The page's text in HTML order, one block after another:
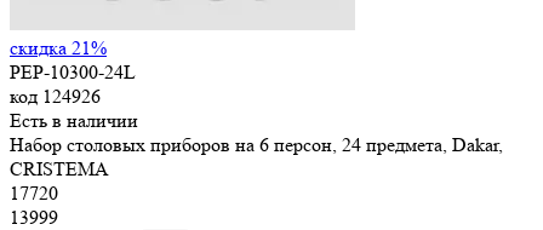
скидка 21%
PEP-10300-24L
код 124926
Есть в наличии
Набор столовых приборов на 6 персон, 24 предмета, Dakar,
CRISTEMA
17720
13999